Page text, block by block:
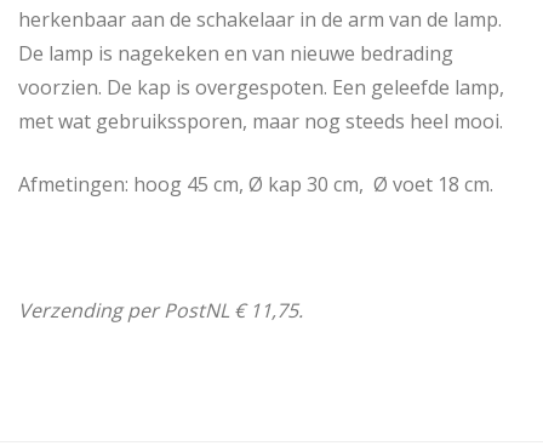
herkenbaar aan de schakelaar in de arm van de lamp.
De lamp is nagekeken en van nieuwe bedrading
voorzien. De kap is overgespoten. Een geleefde lamp,
met wat gebruikssporen, maar nog steeds heel mooi.
Afmetingen: hoog 45 cm, Ø kap 30 cm, Ø voet 18 cm.
Verzending per PostNL € 11,75.